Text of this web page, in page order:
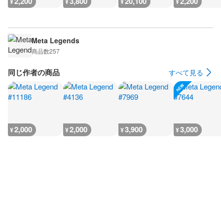
Meta Legends
商品数257
同じ作者の商品 すべて見る
¥2,000 ¥2,000 ¥3,900 ¥3,000